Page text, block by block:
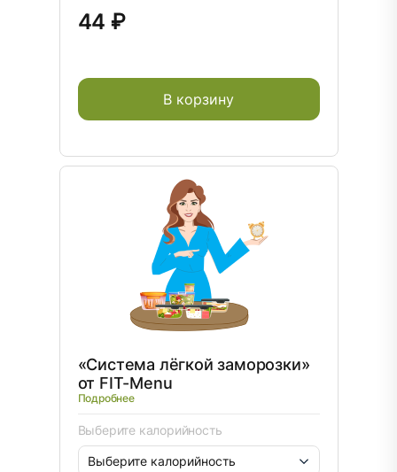
44 ₽
В корзину
«Система лёгкой заморозки»
от FIT-Menu
Подробнее
Выберите калорийность